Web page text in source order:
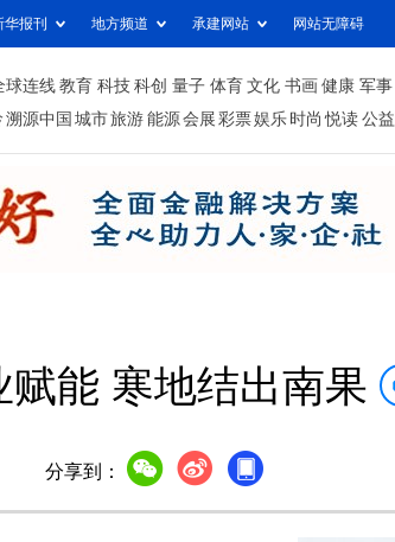
华报刊 地方频道 承建网站 网站无障碍
球连线 教育 科技 科创 量子 体育 文化 书画 健康 军事
溯源中国 城市旅游 能源 会展 彩票娱乐 时尚 悦读 公益
能 寒地结出南果
分享到：